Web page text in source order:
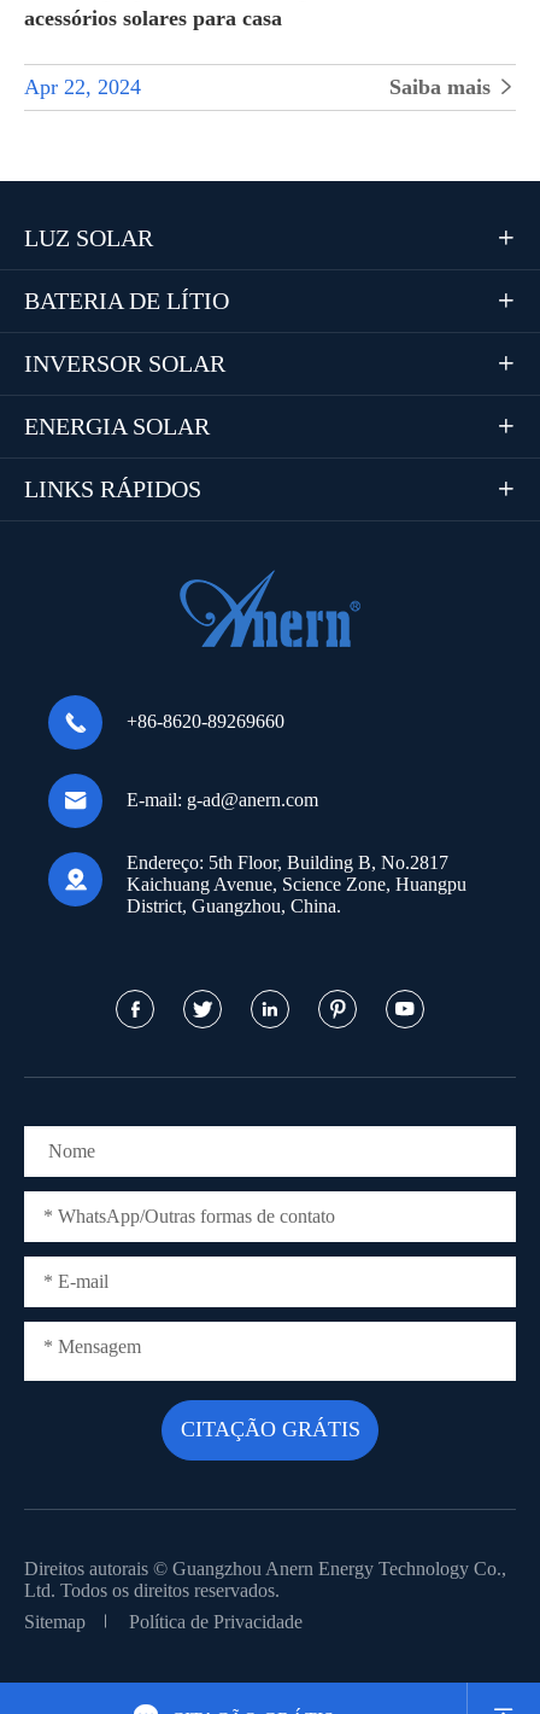
acessórios solares para casa
Apr 22, 2024 Saiba mais 
LUZ SOLAR 
BATERIA DE LÍTIO 
INVERSOR SOLAR 
ENERGIA SOLAR 
LINKS RÁPIDOS 
 +86-8620-89269660
 E-mail: g-ad@anern.com

Endereço: 5th Floor, Building B, No.2817
Kaichuang Avenue, Science Zone, Huangpu
District, Guangzhou, China.
    
Direitos autorais © Guangzhou Anern Energy Technology Co.,
Ltd. Todos os direitos reservados.
Sitemap
Política de Privacidade